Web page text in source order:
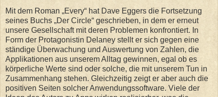
Mit dem Roman „Every“ hat Dave Eggers die Fortsetzung
seines Buchs „Der Circle“ geschrieben, in dem er erneut
unsere Gesellschaft mit deren Problemen konfrontiert. In
Form der Protagonistin Delaney stellt er sich gegen eine
ständige Überwachung und Auswertung von Zahlen, die
Applikationen aus unserem Alltag gewinnen, egal ob es
körperliche Werte sind oder solche, die mit unserem Tun in
Zusammenhang stehen. Gleichzeitig zeigt er aber auch die
positiven Seiten solcher Anwendungssoftware. Viele der